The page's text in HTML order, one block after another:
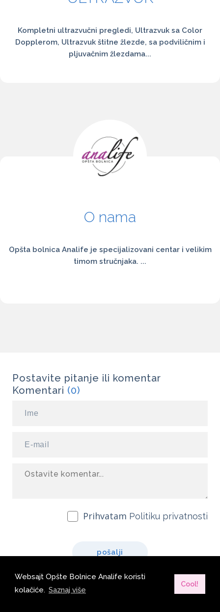
Websajt Opšte Bolnice Analife koristi
kolačiće. Saznaj više
Cool!
Kompletni ultrazvučni pregledi, Ultrazvuk sa Color
Dopplerom, Ultrazvuk štitne žlezde, sa podviličnim i
pljuvačnim žlezdama...
O nama
Opšta bolnica Analife je specijalizovani centar i velikim
timom stručnjaka. ...
Postavite pitanje ili komentar
Komentari (0)
Prihvatam Politiku privatnosti
pošalji